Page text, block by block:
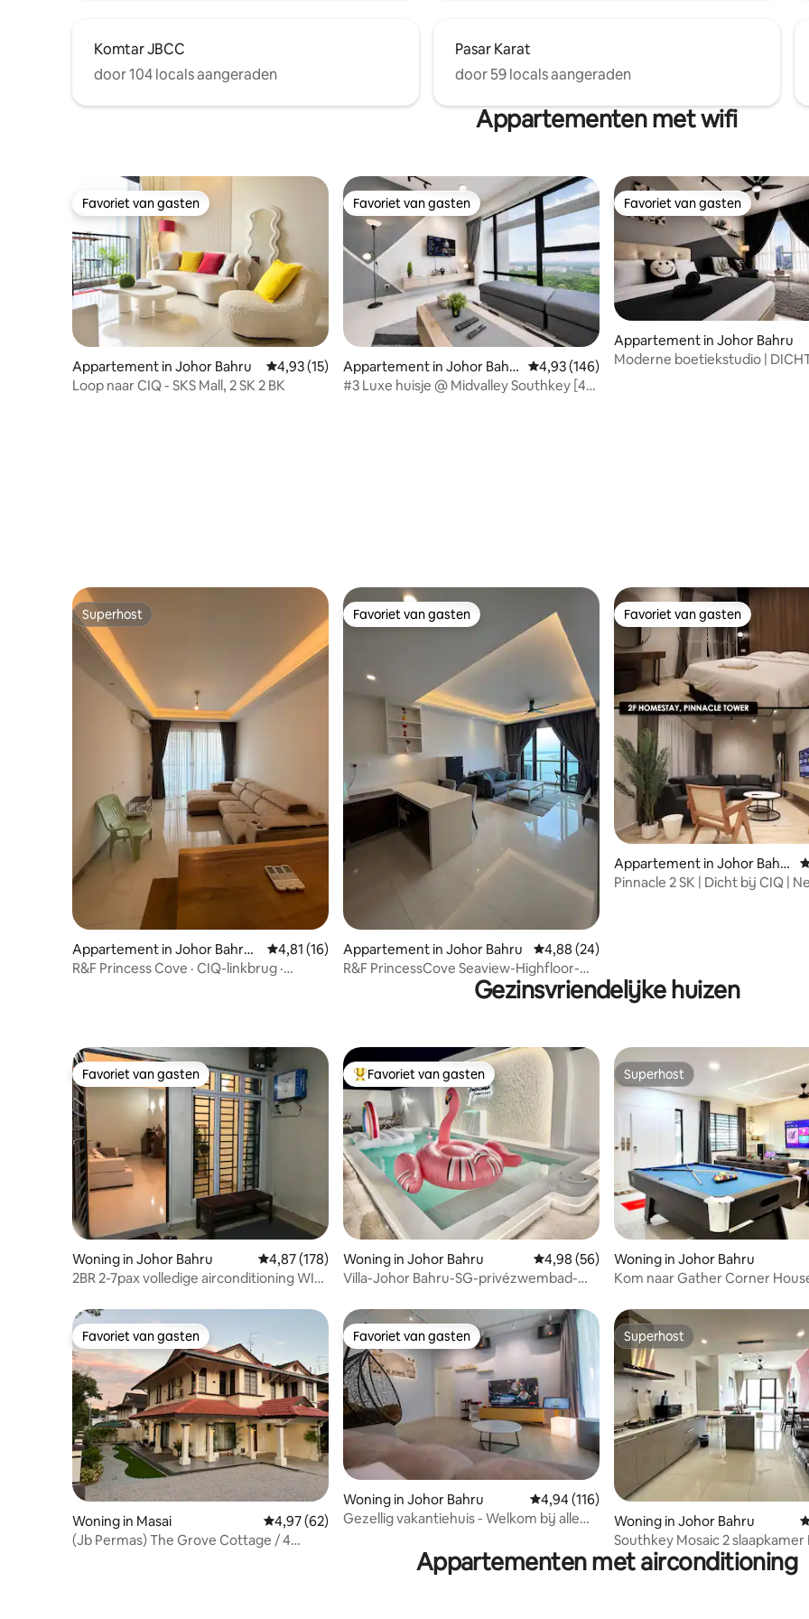
Komtar JBCC
door 104 locals aangeraden
Pasar Karat
door 59 locals aangeraden
Appartementen met wifi
Favoriet van gasten
Favoriet van gasten
Appartement in Johor Bahru Gemiddelde beoordeling van 4,93 uit 5, 15 recensies
4,93 (15)
Loop naar CIQ - SKS Mall, 2 SK 2 BK
Favoriet van gasten
Favoriet van gasten
Appartement in Johor Bahr
u
Gemiddelde beoordeling van 4,93 uit 5, 146
4,93 (146)
#3 Luxe huisje @ Midvalley Southkey [4
Favoriet van gasten
Favoriet van gasten
Appartement in Johor Bahru
Moderne boetiekstudio | DICHT
Superhost
Superhost
Appartement in Johor Bahru
District
Gemiddelde beoordeling van 4,81 uit 5, 16 recensies
4,81 (16)
R&F Princess Cove · CIQ-linkbrug ·
Favoriet van gasten
Favoriet van gasten
Appartement in Johor Bahru Gemiddelde beoordeling van 4,88 uit 5, 24
4,88 (24)
R&F PrincessCove Seaview-Highfloor-
Favoriet van gasten
Favoriet van gasten
Appartement in Johor Bahr
u
Pinnacle 2 SK | Dicht bij CIQ |
Gezinsvriendelijke huizen
Favoriet van gasten
Favoriet van gasten
Woning in Johor Bahru Gemiddelde beoordeling van 4,87 uit 5, 178 recensies
4,87 (178)
2BR 2-7pax volledige airconditioning WIFI
Topfavoriet van gasten
Favoriet van gasten
Woning in Johor Bahru Gemiddelde beoordeling van 4,98 uit 5, 56
4,98 (56)
Villa-Johor Bahru-SG-privézwembad-
Superhost
Superhost
Woning in Johor Bahru
Kom naar Gather Corner
Favoriet van gasten
Favoriet van gasten
Woning in Masai Gemiddelde beoordeling van 4,97 uit 5, 62 recensies
4,97 (62)
(Jb Permas) The Grove Cottage / 4
Favoriet van gasten
Favoriet van gasten
Woning in Johor Bahru Gemiddelde beoordeling van 4,94 uit 5, 116
4,94 (116)
Gezellig vakantiehuis - Welkom bij alle
Superhost
Superhost
Woning in Johor Bahru
Southkey Mosaic 2 slaapkamer
Appartementen met airconditioning